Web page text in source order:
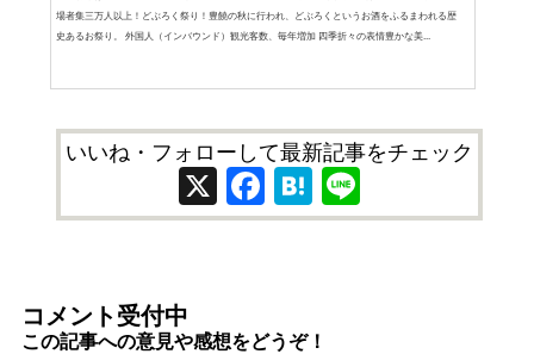
場者集三万人以上！どぶろく祭り！豊饒の秋に行われ、どぶろくというお酒をふるまわれる歴
史あるお祭り。 外国人（インバウンド）観光客数、毎年増加 四季折々の表情豊かな美...
いいね・フォローして最新記事をチェック
X Facebook
Hatena
コメント受付中
この記事への意見や感想をどうぞ！